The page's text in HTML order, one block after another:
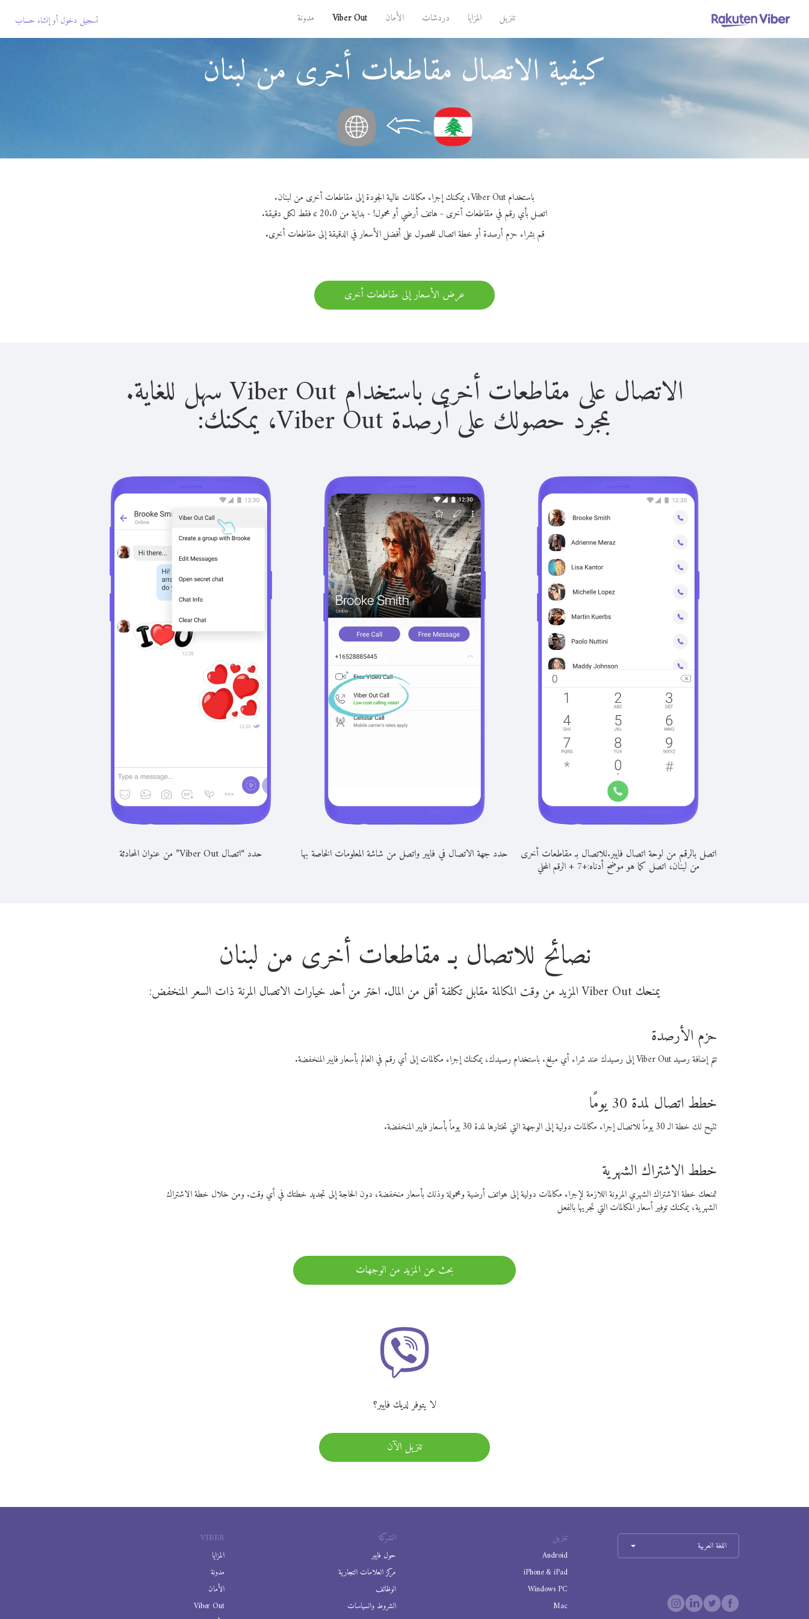
تنزيل المزايا دردشات الأمان Viber Out مدونة تسجيل دخول أوإنشاء حساب
كيفية الاتصال مقاطعات أخرى من لبنان
باستخدام Viber Out، يمكنك إجراء مكالمات عالية الجودة إلى مقاطعات أخرى من لبنان.
اتصل بأي رقم في مقاطعات أخرى - هاتف أرضي أو محمول! - بداية من 20.0 ¢ فقط لكل دقيقة.
قم بشراء حزم أرصدة أو خطة اتصال للحصول على أفضل الأسعار في الدقيقة إلى مقاطعات أخرى.
عرض الأسعار إلى مقاطعات أخرى
الاتصال على مقاطعات أخرى باستخدام Viber Out سهل للغاية.
بمجرد حصولك على أرصدة Viber Out، يمكنك:
اتصل بالرقم من لوحة اتصال فايبر.للاتصال بـ مقاطعات أخرى
من لبنان، اتصل كما هو موضح أدناه:+
7
+الرقم المحلي
حدد جهة الاتصال في فايبر واتصل من شاشة المعلومات الخاصة بها حدد “اتصال Viber Out” من عنوان المحادثة
نصائح للاتصال بـ مقاطعات أخرى من لبنان
يمنحك Viber Out المزيد من وقت المكالمة مقابل تكلفة أقل من المال. اختر من أحد خيارات الاتصال المرنة ذات السعر المنخفض:
حزم الأرصدة
تتم إضافة رصيد Viber Out إلى رصيدك عند شراء أي مبلغ. باستخدام رصيدك، يمكنك إجراء مكالمات إلى أي رقم في العالم بأسعار فايبر المنخفضة.
خطط اتصال لمدة 30 يومًا
تتيح لك خطة الـ 30 يوماً للاتصال إجراء مكالمات دولية إلى الوجهة التي تختارها لمدة 30 يوماً بأسعار فايبر المنخفضة.
خطط الاشتراك الشهرية
تمنحك خطة الاشتراك الشهري المرونة اللازمة لإجراء مكالمات دولية إلى هواتف أرضية ومحمولة وذلك بأسعار منخفضة، دون الحاجة إلى تجديد خطتك في أي وقت. ومن خلال خطة الاشتراك
الشهرية، يمكنك توفير أسعار المكالمات التي تجريها بالفعل
بحث عن المزيد من الوجهات
لا يتوفر لديك فايبر؟
تنزيل الآن
VIBER
المزايا
مدونة
الأمان
Viber Out
الشركة
حول فايبر
مركز العلامات التجارية
الوظائف
الشروط والسياسات
تنزيل
Android
iPhone & iPad
Windows PC
Mac
اللغة العربية